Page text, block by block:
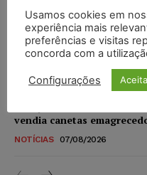
STF amplia isenção de
novos para pessoas com
níveis
vendia canetas
NOTÍCIAS 07/08/2026
Usamos cookies em
experiência mais
preferências e visitas
concorda com a
Configurações